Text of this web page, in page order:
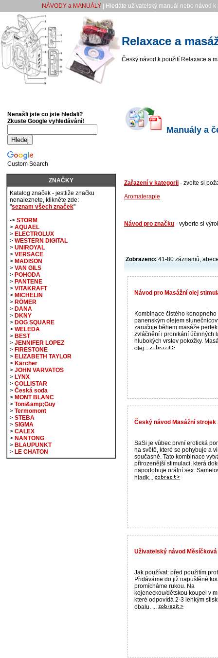
NÁVODY a MANUÁLY | Hledáte uživatelský manuál nebo návod
Relaxace a
Český návod k použití Relaxace a
Manuály a
Zařazení v kategorii - zvolte si
Aromaterapie
Návod pro značku - vyberte si
Zobrazeno: 41-80 záznamů,
Návod pro Masážní olej
Kombinace čistého
panenským olejem
zaručuje během masáže
zvláčnění i pronikání účinných
hlubokých vrstev pokožky.
olej...
Český návod Masážní strojek
SaSi je vůbec první erotická
na světě, které se pohybuje a
současně. Tato kombinace
přirozenější stimulaci, která
napodobuje orální sex.
hladk...
Uživatelský návod
Jak používat: před použitím
Přidáváme do již napuštěné
promícháme rukou. Na
kojeneckou/dětskou koupel v
které odpovídá 2-3 lehkým
obalu. ...
Nenašli jste co jste hledali?
Zkuste Google vyhledávání!
Custom Search
ZNAČKY
Katalog značek - jestliže značku
nenaleznete, klikněte zde:
"seznam všech značek"
-> STORM
> AQUAEL
> ELECTROLUX
> WESTERN DIGITAL
> UNIROYAL
> VERSACE
> MADISON
> VAN GILS
> POHODA
> PANTENE
> VITAKRAFT
> MICHELIN
> RÖMER
> DANA
> DKNY
> DOG SQUARE
> WELEDA
> BEST
> JENNIFER LOPEZ
> FIRESTONE
> ELIZABETH TAYLOR
> Kärcher
> JOHN VARVATOS
> LYNX
> COLLISTAR
> Česká soda
> MONT BLANC
> Toni&amp;Guy
> Termomont
> STEBA
> SIGMA
> CALEX
> NANTONG
> BLAUPUNKT
> LE CHATON